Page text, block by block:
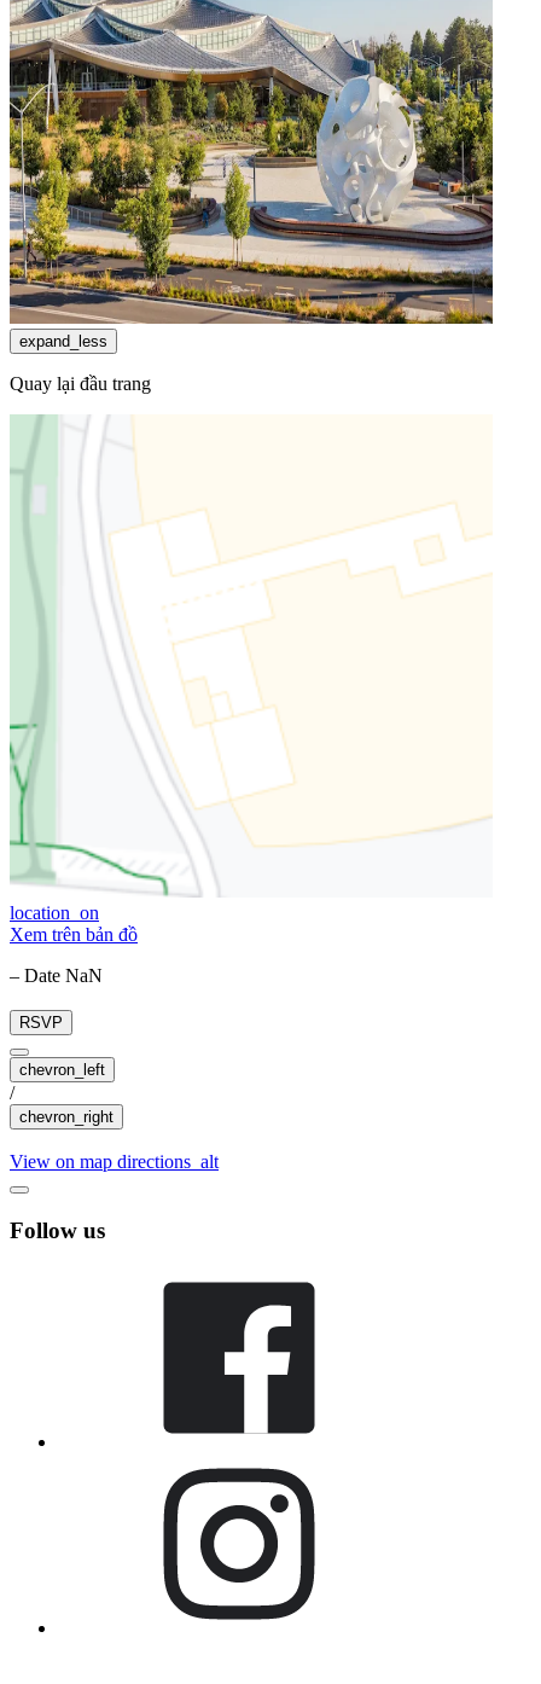
expand_less
Quay lại đầu trang
location_on
Xem trên bản đồ
– Date NaN
RSVP
chevron_left
/
chevron_right
View on map directions_alt
Follow us